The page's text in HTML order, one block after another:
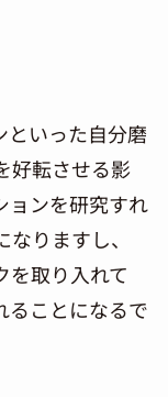
といった自分磨
好転させる影
ョンを研究すれ
りますし、
を取り入れて
ることになるで